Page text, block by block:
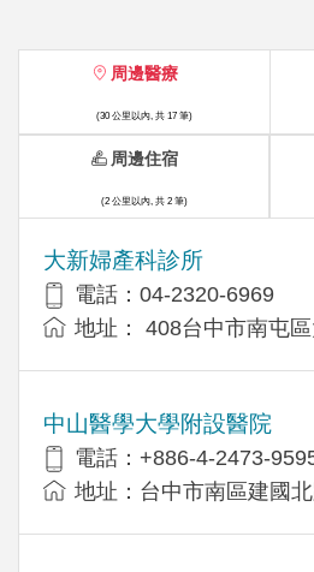
周邊醫療
(30 公里以內, 共 17 筆)
大新婦產科診所
電話：04-2320-6969
地址： 408台中市南屯
中山醫學大學附設醫院
電話：+886-4-2473-
地址：台中市南區建國
周邊住宿
(2 公里以內, 共 2 筆)